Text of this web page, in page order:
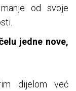
od svoje
jedne nove,
dijelom već